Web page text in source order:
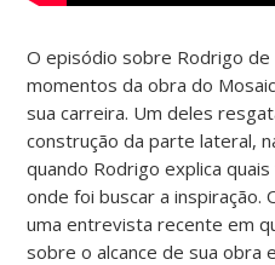
O episódio sobre Rodrigo
momentos da obra do
sua carreira. Um deles
construção da parte lateral,
quando Rodrigo explica
onde foi buscar a inspiração.
uma entrevista recente em
sobre o alcance de sua obra